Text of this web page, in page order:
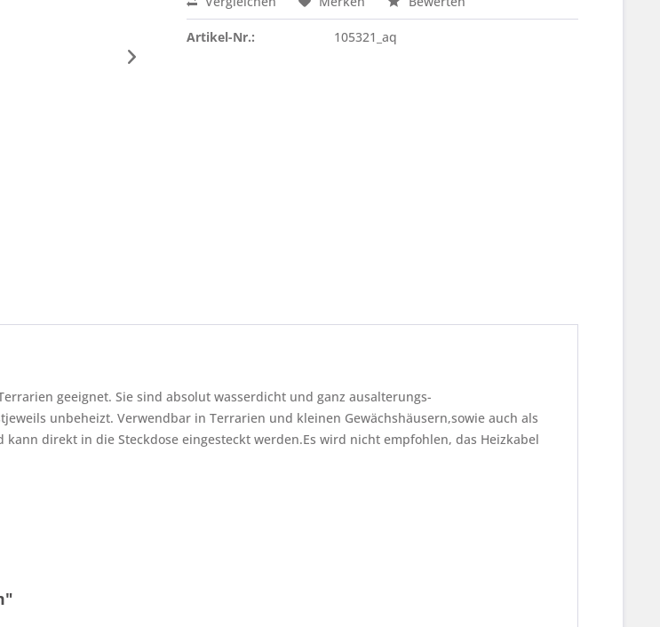
Artikel-Nr.: 105321_aq
geeignet. Sie sind absolut wasserdicht und ganz ausalterungs-
unbeheizt. Verwendbar in Terrarien und kleinen Gewächshäusern,sowie auch als
direkt in die Steckdose eingesteckt werden.Es wird nicht empfohlen, das Heizkabel